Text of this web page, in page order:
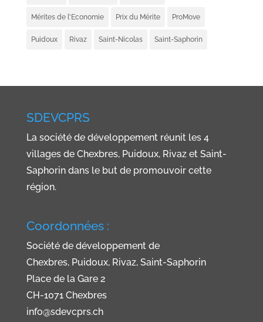
Mérites de l'Economie Prix du Mérite ProMove
Puidoux Rivaz Saint-Nicolas Saint-Saphorin
SDEVCPRS
La société de développement réunit les 4
villages de Chexbres, Puidoux, Rivaz et Saint-
Saphorin dans le but de promouvoir cette
région.
Coordonnées :
Société de développement de
Chexbres, Puidoux, Rivaz, Saint-Saphorin
Place de la Gare 2
CH-1071 Chexbres
info@sdevcprs.ch